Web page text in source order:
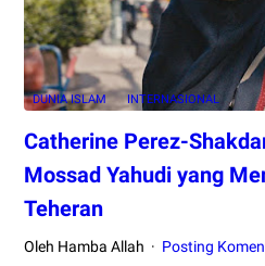
DUNIA ISLAM INTERNASIONAL
Catherine Perez-
Mossad Yahudi yang
Teheran
Oleh Hamba Allah Posting